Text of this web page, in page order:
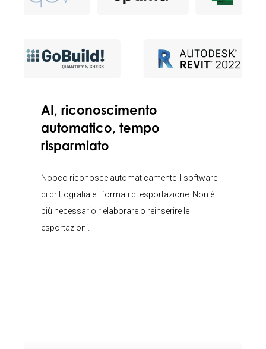
AI, riconoscimento
automatico, tempo
risparmiato
Nooco riconosce automaticamente il software
di crittografia e i formati di esportazione. Non è
più necessario rielaborare o reinserire le
esportazioni.